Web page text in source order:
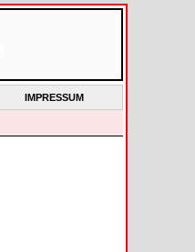
IMPRESSUM